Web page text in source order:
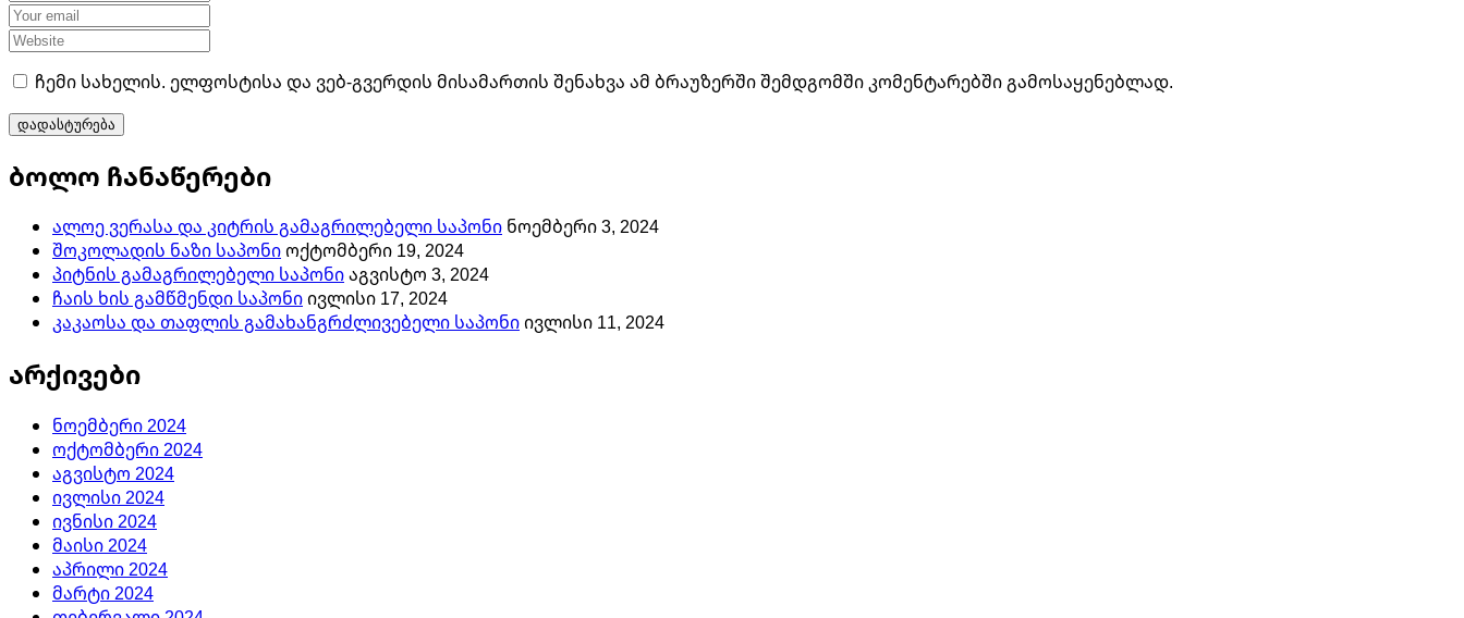
ჩემი სახელის. ელფოსტისა და ვებ-გვერდის მისამართის შენახვა ამ ბრაუზერში შემდგომში კომენტარებში გამოსაყენებლად.
ბოლო ჩანაწერები
ალოე ვერასა და კიტრის გამაგრილებელი საპონი ნოემბერი 3, 2024
შოკოლადის ნაზი საპონიოქტომბერი 19, 2024
პიტნის გამაგრილებელი საპონიაგვისტო 3, 2024
ჩაის ხის გამწმენდი საპონიივლისი 17, 2024
კაკაოსა და თაფლის გამახანგრძლივებელი საპონიივლისი 11, 2024
არქივები
ნოემბერი 2024
ოქტომბერი 2024
აგვისტო 2024
ივლისი 2024
ივნისი 2024
მაისი 2024
აპრილი 2024
მარტი 2024